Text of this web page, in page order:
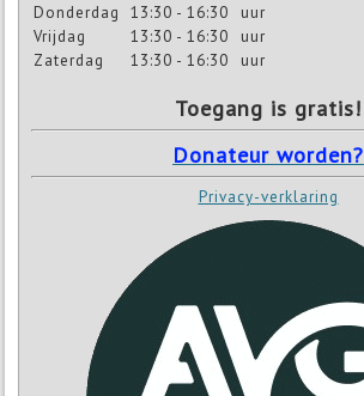
Donderdag
13:30 - 16:30
uur
Vrijdag
13:30 - 16:30
uur
Zaterdag
13:30 - 16:30 uur
Toegang is gratis!
Donateur worden?
Privacy-verklaring